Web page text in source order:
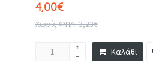
4,00€
Χωρίς ΦΠΑ: 3,23€
Καλάθι